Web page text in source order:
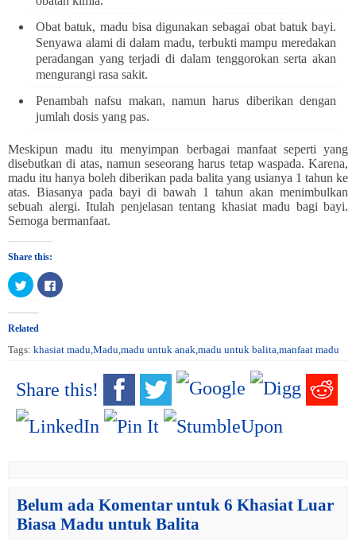
Obat batuk, madu bisa digunakan sebagai obat batuk bayi.
Senyawa alami di dalam madu, terbukti mampu meredakan
peradangan yang terjadi di dalam tenggorokan serta akan
mengurangi rasa sakit.
Penambah nafsu makan, namun harus diberikan dengan
jumlah dosis yang pas.
Meskipun madu itu menyimpan berbagai manfaat seperti yang
disebutkan di atas, namun seseorang harus tetap waspada. Karena,
madu itu hanya boleh diberikan pada balita yang usianya 1 tahun ke
atas. Biasanya pada bayi di bawah 1 tahun akan menimbulkan
sebuah alergi. Itulah penjelasan tentang khasiat madu bagi bayi.
Semoga bermanfaat.
Share this:
Click
to
share
on
(Opens
new
Click
to
new
window)
Related
Tags: khasiat madu Madu madu untuk anak madu untuk balita manfaat madu
Share this!
Belum ada Komentar untuk 6 Khasiat Luar
Biasa Madu untuk Balita